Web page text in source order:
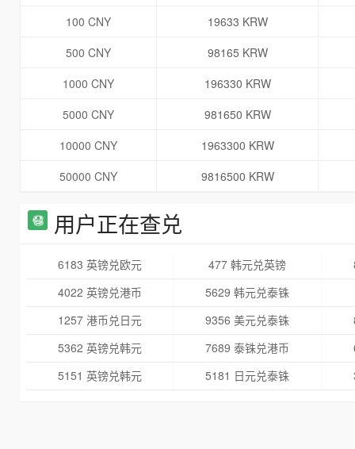
100 CNY
19633 KRW
500 CNY
98165 KRW
1000 CNY
196330 KRW
5000 CNY
981650 KRW
10000 CNY
1963300 KRW
50000 CNY
9816500 KRW
用户正在查兑
6183 英镑兑欧元 477 韩元兑英镑
4022 英镑兑港币
5629 韩元兑泰铢
1257 港币兑日元
9356 美元兑泰铢
5362 英镑兑韩元
7689 泰铢兑港币
5151 英镑兑韩元
5181 日元兑泰铢